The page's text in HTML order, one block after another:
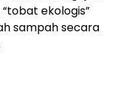
ekologis”
sampah secara